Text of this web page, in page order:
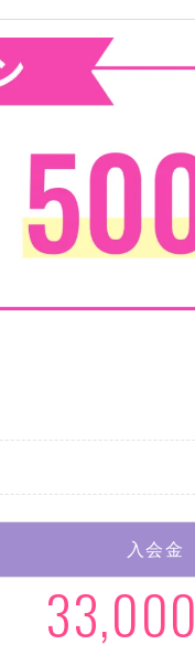
入会金
33,000